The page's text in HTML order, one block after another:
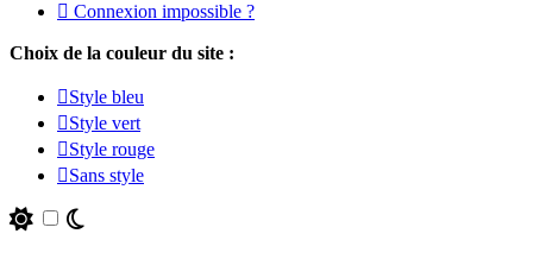
Connexion impossible ?
Choix de la couleur du site :
Style bleu
Style vert
Style rouge
Sans style